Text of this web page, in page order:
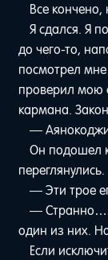
Все кончено,
Я сдался. Я
до чего-то,
посмотрел
проверил мою
кармана.
—
Он подошел
переглянулись.
— Эти трое
— Странно…
один из них.
Если